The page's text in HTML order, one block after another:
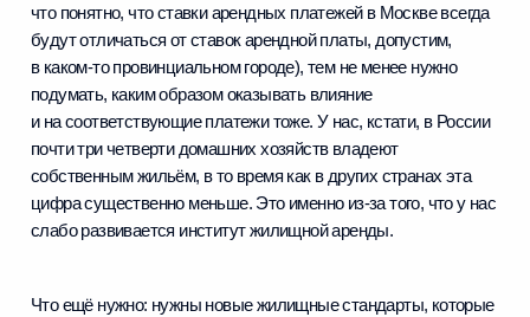
что понятно, что ставки арендных платежей в Москве всегда
будут отличаться от ставок арендной платы, допустим,
в каком‑то провинциальном городе), тем не менее нужно
подумать, каким образом оказывать влияние
и на соответствующие платежи тоже. У нас, кстати, в России
почти три четверти домашних хозяйств владеют
собственным жильём, в то время как в других странах эта
цифра существенно меньше. Это именно из‑за того, что у нас
слабо развивается институт жилищной аренды.
Что ещё нужно: нужны новые жилищные стандарты, которые